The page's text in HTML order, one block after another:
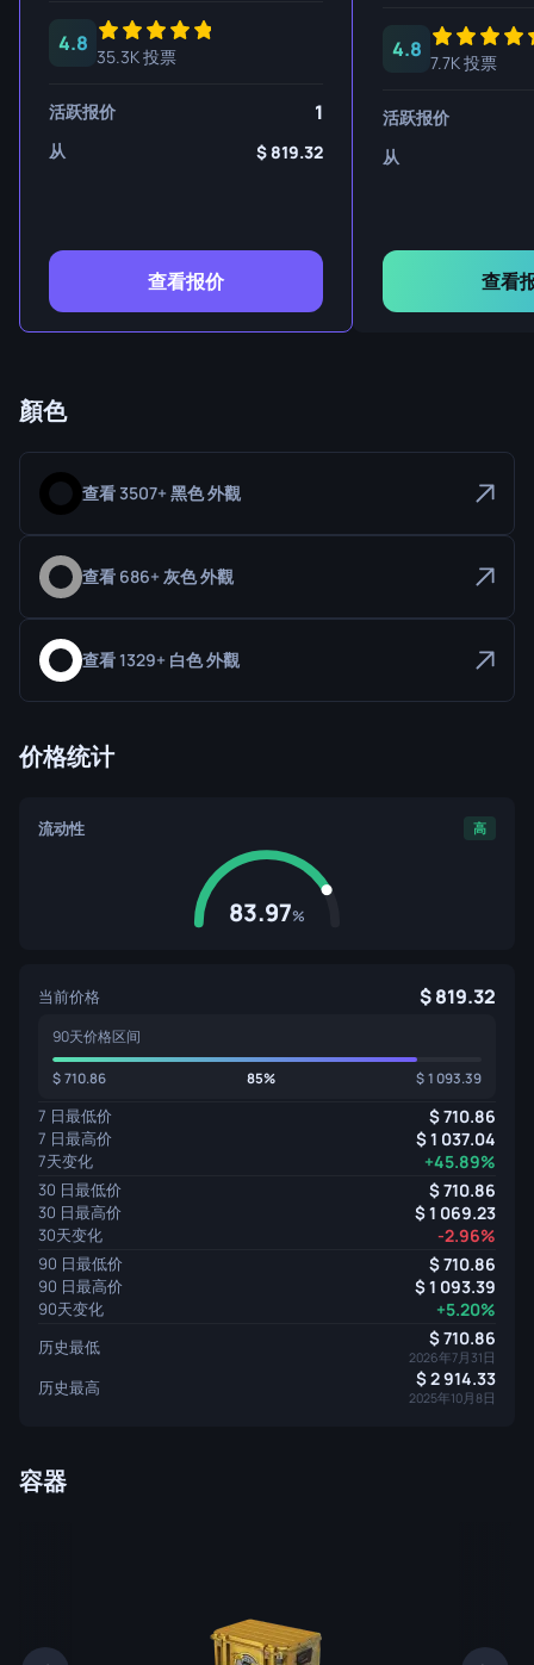
4.8
35.3K 投票
活跃报价 1
从 819.32
查看报价
4.8
7.7K 投票
活跃报价
从
查看
顏色
查看 3507+ 黑色 外觀
查看 686+ 灰色 外觀
查看 1329+ 白色 外觀
价格统计
流动性 高
83.97%
当前价格 819.32
90天价格区间
710.86 85% 1 093.39
7 日最低价 710.86
7 日最高价 1 037.04
7天变化 +45.89%
30 日最低价 710.86
30 日最高价 1 069.23
30天变化 -2.96%
90 日最低价 710.86
90 日最高价 1 093.39
90天变化 +5.20%
历史最低 710.86
2026年7月31日
历史最高 2 914.33
2025年10月8日
容器